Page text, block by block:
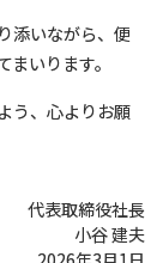
添いながら、便
いります。
う、心よりお願
代表取締役社長
小谷 建夫